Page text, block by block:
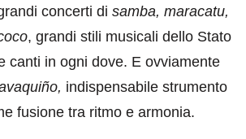
concerti di samba, maracatu,
, grandi stili musicali dello Stato
canti in ogni dove. E ovviamente
indispensabile strumento
fusione tra ritmo e armonia.